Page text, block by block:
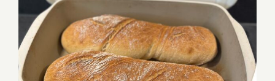
Hüpferle Baguette